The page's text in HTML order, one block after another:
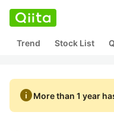
Trend Stock List
infoMore than 1 year